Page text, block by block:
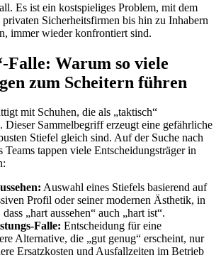
Es ist ein kostspieliges Problem, mit dem
Sicherheitsfirmen bis hin zu Inhabern
immer wieder konfrontiert sind.
Falle: Warum so viele
zum Scheitern führen
mit Schuhen, die als „taktisch“
Dieser Sammelbegriff erzeugt eine gefährliche
Stiefel gleich sind. Auf der Suche nach
Teams tappen viele Entscheidungsträger in
Auswahl eines Stiefels basierend auf
Profil oder seiner modernen Ästhetik, in
„hart aussehen“ auch „hart ist“.
Falle: Entscheidung für eine
Alternative, die „gut genug“ erscheint, nur
Ersatzkosten und Ausfallzeiten im Betrieb